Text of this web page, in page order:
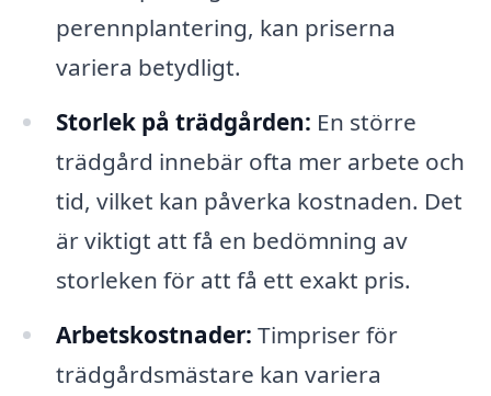
perennplantering, kan priserna
variera betydligt.
Storlek på trädgården: En större
trädgård innebär ofta mer arbete och
tid, vilket kan påverka kostnaden. Det
är viktigt att få en bedömning av
storleken för att få ett exakt pris.
Arbetskostnader: Timpriser för
trädgårdsmästare kan variera